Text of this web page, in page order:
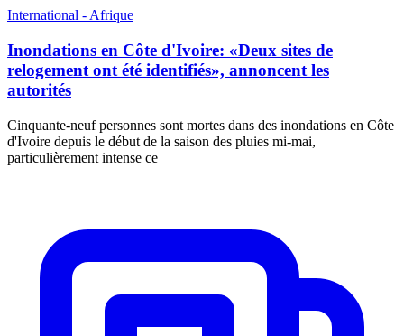
International - Afrique
Inondations en Côte d'Ivoire: «Deux sites de
relogement ont été identifiés», annoncent les
autorités
Cinquante-neuf personnes sont mortes dans des inondations en Côte
d'Ivoire depuis le début de la saison des pluies mi-mai,
particulièrement intense ce